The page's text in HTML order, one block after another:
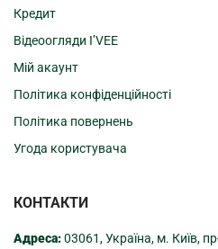
Кредит
Відеоогляди I’VEE
Мій акаунт
Політика конфіденційності
Політика повернень
Угода користувача
КОНТАКТИ
Адреса:03061, Україна, м. Київ,